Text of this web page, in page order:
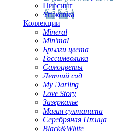
Пирсинг
Упаковка
Коллекции
Mineral
Minimal
Брызги цвета
Госсимволика
Самоцветы
Летний сад
My Darling
Love Story
Зазеркалье
Магия султанита
Серебряная Птица
Black&White